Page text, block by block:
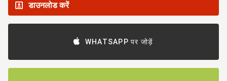
डाउनलोड करें
WHATSAPP पर जोड़ें